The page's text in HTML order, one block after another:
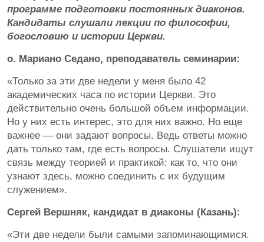
программе подготовки постоянных диаконов.
Кандидаты слушали лекции по философии,
богословию и истории Церкви.
о. Мариано Седано, преподаватель семинарии:
«Только за эти две недели у меня было 42
академических часа по истории Церкви. Это
действительно очень большой объем информации.
Но у них есть интерес, это для них важно. Но еще
важнее — они задают вопросы. Ведь ответы можно
дать только там, где есть вопросы. Слушатели ищут
связь между теорией и практикой: как то, что они
узнают здесь, можно соединить с их будущим
служением».
Сергей Вершняк, кандидат в диаконы (Казань):
«Эти две недели были самыми запоминающимися.